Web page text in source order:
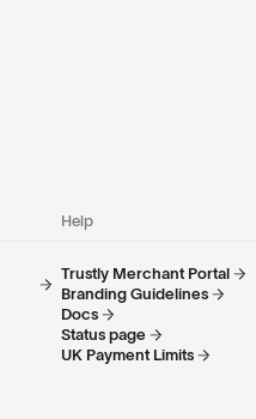
Help
Trustly Merchant Portal
Branding Guidelines
Docs
Status page
UK Payment Limits